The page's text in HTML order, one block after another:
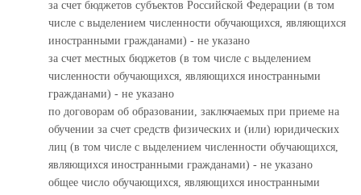
за счет бюджетов субъектов Российской Федерации (в том
числе с выделением численности обучающихся, являющихся
иностранными гражданами) - не указано
за счет местных бюджетов (в том числе с выделением
численности обучающихся, являющихся иностранными
гражданами) - не указано
по договорам об образовании, заключаемых при приеме на
обучении за счет средств физических и (или) юридических
лиц (в том числе с выделением численности обучающихся,
являющихся иностранными гражданами) - не указано
общее число обучающихся, являющихся иностранными